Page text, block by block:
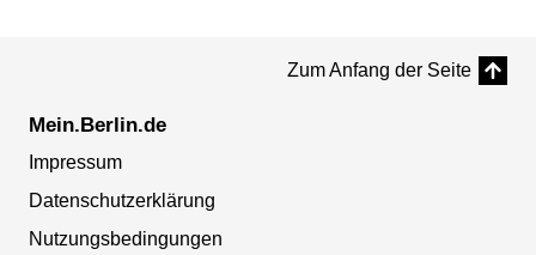
Zum Anfang der Seite
Mein.Berlin.de
Impressum
Datenschutzerklärung
Nutzungsbedingungen